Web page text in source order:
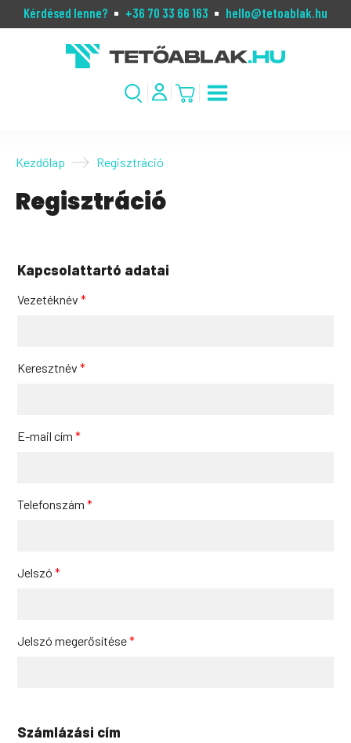
Kérdésed lenne? +36 70 33 66 163 hello@tetoablak.hu
Kezdőlap Regisztráció
Regisztráció
Kapcsolattartó adatai
Vezetéknév *
Keresztnév *
E-mail cím *
Telefonszám *
Jelszó *
Jelszó megerősítése*
Számlázási cím